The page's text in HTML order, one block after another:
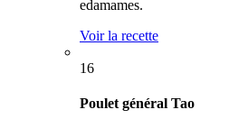
edamames.
Voir la recette
16
Poulet général Tao